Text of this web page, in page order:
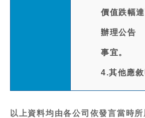
價值跌幅
辦理公告
事宜。
4.其他應敘
以上資料均由各公司依發言當時